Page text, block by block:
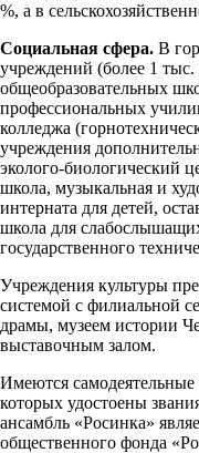
%, а в
Социальная сфера. В
учреждений (более 1
общеобразовательных
профессиональных
колледжа
учреждения
эколого-биологический
школа, музыкальная и
ин­терната для детей,
школа для
государственного
Учреждения культуры
системой с филиаль­ной
драмы, музеем истории
выставочным залом.
Имеются самодеятельные
которых удостоены
ансамбль «Росинка»
общественного фонда